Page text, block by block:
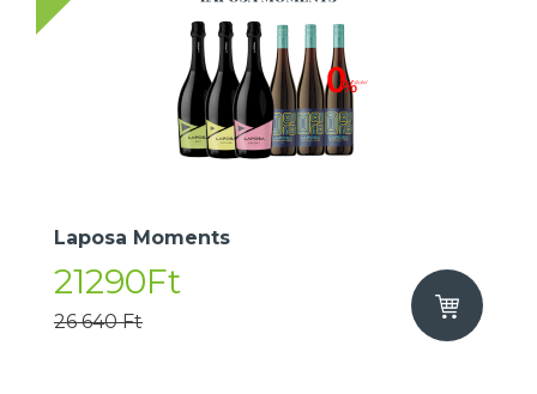
Laposa Moments
21290Ft
26 640 Ft